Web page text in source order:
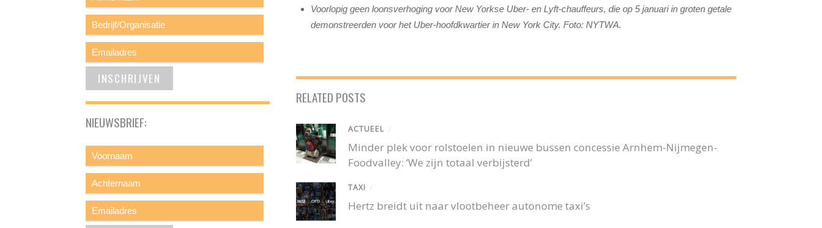
Voorlopig geen loonsverhoging voor New Yorkse Uber- en Lyft-chauffeurs, die op 5 januari in groten getale
demonstreerden voor het Uber-hoofdkwartier in New York City. Foto: NYTWA.
RELATED POSTS
ACTUEEL /
Minder plek voor rolstoelen in nieuwe bussen concessie Arnhem-Nijmegen-
Foodvalley: ‘We zijn totaal verbijsterd’
TAXI /
Hertz breidt uit naar vlootbeheer autonome taxi’s
NIEUWSBRIEF: